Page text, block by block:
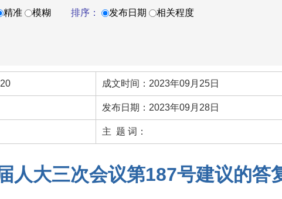
精准 模糊 排序： 发布日期 相关程度
成文时间：2023年09月25日
发布日期：2023年09月28日
主 题 词：
人大三次会议第187号建议的答